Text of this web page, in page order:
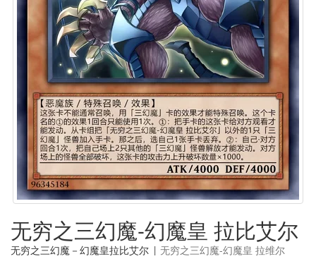
无穷之三幻魔-幻魔皇 拉比艾尔
无穷之三幻魔－幻魔皇拉比艾尔 | 无穷之三幻魔-幻魔皇 拉维尔